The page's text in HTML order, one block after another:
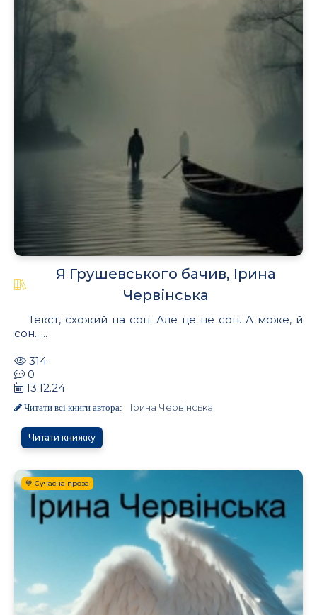
Я Грушевського бачив, Ірина
Червінська
Текст, схожий на сон. Але це не сон. А може, й
сон......
314
0
13.12.24
Читати всі книги автора: Ірина Червінська
Читати книжку
💙 Сучасна проза